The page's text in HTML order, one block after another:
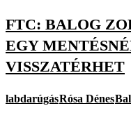
FTC: BALOG
EGY
VISSZATÉRHET
labdarúgásRósa Dénes